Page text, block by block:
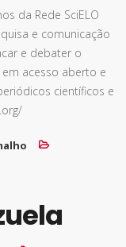
da Rede SciELO
e comunicação
e debater o
acesso aberto e
científicos e
marca